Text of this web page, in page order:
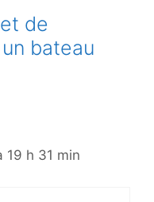
de
bateau
19 h 31 min